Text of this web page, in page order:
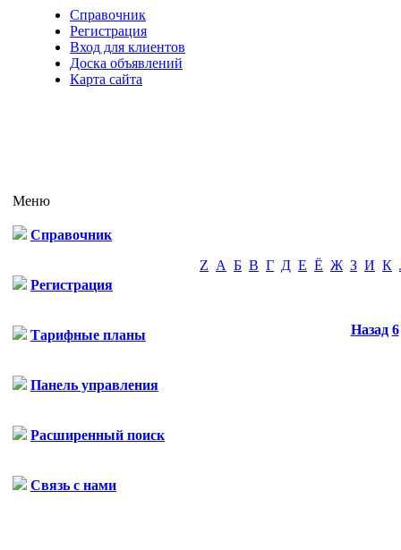
Справочник
Регистрация
Вход для клиентов
Доска объявлений
Карта сайта
Меню
Справочник
Регистрация
Тарифные планы
Панель управления
Расширенный поиск
Связь с нами
Z А Б В Г Д Е Ё Ж З И К
Назад 6